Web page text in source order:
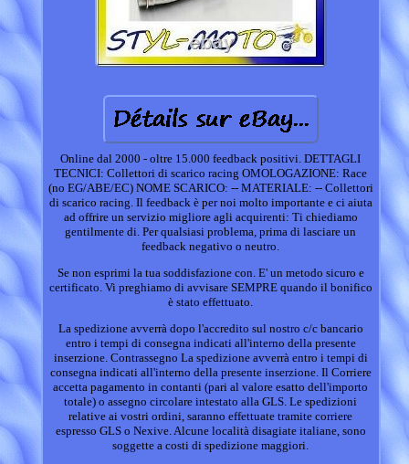
Online dal 2000 - oltre 15.000 feedback positivi. DETTAGLI
TECNICI: Collettori di scarico racing OMOLOGAZIONE: Race
(no EG/ABE/EC) NOME SCARICO: -- MATERIALE: -- Collettori
di scarico racing. Il feedback è per noi molto importante e ci aiuta
ad offrire un servizio migliore agli acquirenti: Ti chiediamo
gentilmente di. Per qualsiasi problema, prima di lasciare un
feedback negativo o neutro.
Se non esprimi la tua soddisfazione con. E' un metodo sicuro e
certificato. Vi preghiamo di avvisare SEMPRE quando il bonifico
è stato effettuato.
La spedizione avverrà dopo l'accredito sul nostro c/c bancario
entro i tempi di consegna indicati all'interno della presente
inserzione. Contrassegno La spedizione avverrà entro i tempi di
consegna indicati all'interno della presente inserzione. Il Corriere
accetta pagamento in contanti (pari al valore esatto dell'importo
totale) o assegno circolare intestato alla GLS. Le spedizioni
relative ai vostri ordini, saranno effettuate tramite corriere
espresso GLS o Nexive. Alcune località disagiate italiane, sono
soggette a costi di spedizione maggiori.